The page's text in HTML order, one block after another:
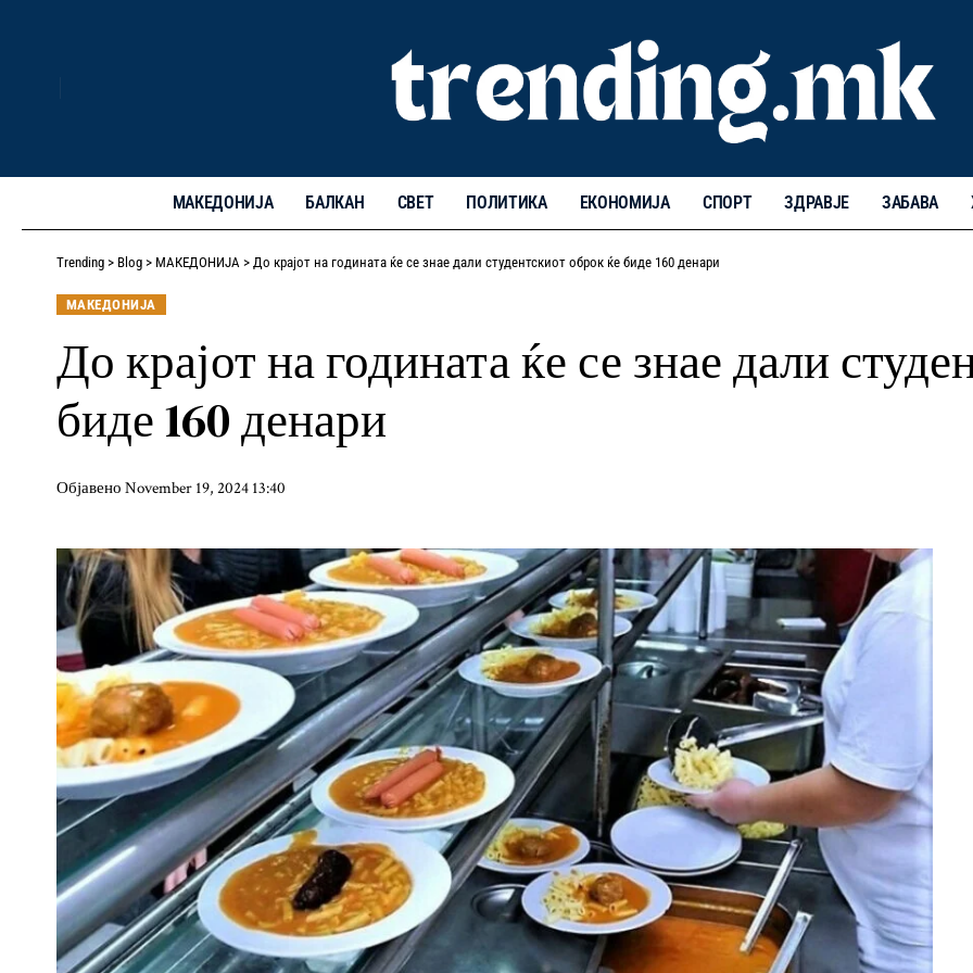
МАКЕДОНИЈА БАЛКАН СВЕТ ПОЛИТИКА ЕКОНОМИЈА СПОРТ ЗДРАВЈЕ ЗАБАВА
Trending > Blog > МАКЕДОНИЈА > До крајот на годината ќе се знае дали студентскиот оброк ќе биде 160 денари
МАКЕДОНИЈА
До крајот на годината ќе се знае дали
биде 160 денари
Објавено November 19, 2024 13:40